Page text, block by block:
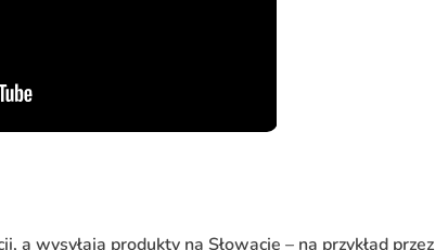
a wysyłają produkty na Słowację – na przykład przez